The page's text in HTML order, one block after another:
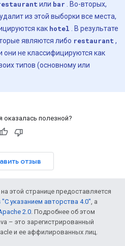
или bar . Во-вторых,
удалит из этой выборки все места,
как hotel . В результате
являются либо restaurant ,
они не классифицируются как
типов (основному или
оказалась полезной?
отзыв
этой странице предоставляется
указанием авторства 4.0", а
2.0. Подробнее об этом
– это зарегистрированный
и ее аффилированных лиц.